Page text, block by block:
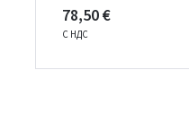
78,50 €
С НДС